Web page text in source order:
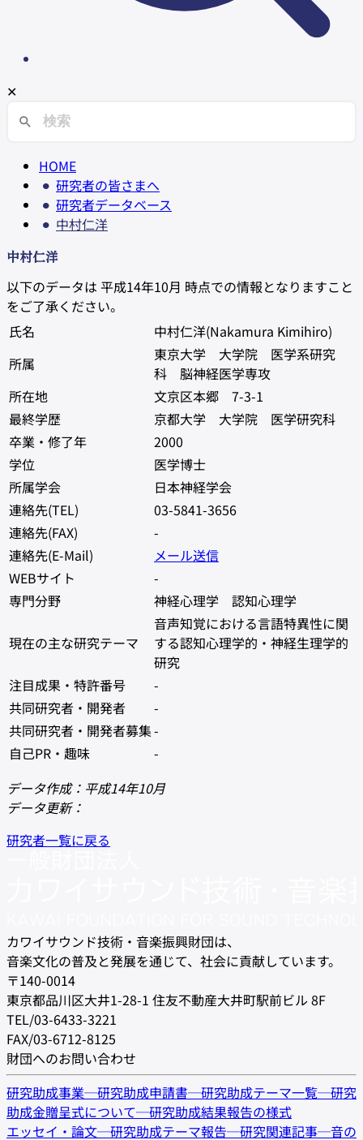
✕
HOME
研究者の皆さまへ
研究者データベース
中村仁洋
中村仁洋
以下のデータは 平成14年10月 時点での情報となりますこと
をご了承ください。
氏名
中村仁洋(Nakamura Kimihiro)
所属
東京大学 大学院 医学系研究
科 脳神経医学専攻
所在地
文京区本郷 7-3-1
最終学歴
京都大学 大学院 医学研究科
卒業・修了年
2000
学位
医学博士
所属学会
日本神経学会
連絡先(TEL)
03-5841-3656
連絡先(FAX)
-
連絡先(E-Mail)
メール送信
WEBサイト
-
専門分野
神経心理学 認知心理学
現在の主な研究テーマ
音声知覚における言語特異性に関
する認知心理学的・神経生理学的
研究
注目成果・特許番号
-
共同研究者・開発者
-
共同研究者・開発者募集-
自己PR・趣味
-
データ作成：平成14年10月
データ更新：
研究者一覧に戻る
カワイサウンド技術・音楽振興財団は、
音楽文化の普及と発展を通じて、社会に貢献しています。
〒140-0014
東京都品川区大井1-28-1 住友不動産大井町駅前ビル 8F
TEL/03-6433-3221
FAX/03-6712-8125
財団へのお問い合わせ
研究助成事業─研究助成申請書─研究助成テーマ一覧─研究
助成金贈呈式について─研究助成結果報告の様式
エッセイ・論文─研究助成テーマ報告─研究関連記事─音の